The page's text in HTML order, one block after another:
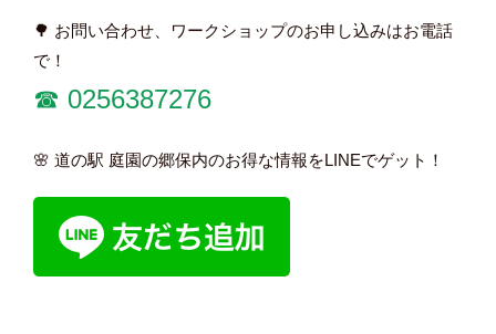
🌳 お問い合わせ、ワークショップのお申し込みはお電話
で！
☎︎ 0256387276
🌸 道の駅 庭園の郷保内のお得な情報をLINEでゲット！